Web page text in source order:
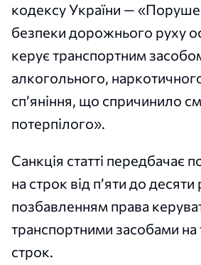
кодексу України —
безпеки дорожнього руху
керує транспортним
алкогольного,
сп’яніння, що спричинило
потерпілого».
Санкція статті передбачає
на строк від п’яти до десяти
позбавленням права
транспортними засобами на
строк.